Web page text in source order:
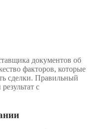
документов об
факторов, которые
сделки. Правильный
с